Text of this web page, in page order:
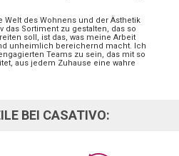
des Wohnens und der Ästhetik
das Sortiment zu gestalten, das so
soll, ist das, was meine Arbeit
unheimlich bereichernd macht. Ich
Teams zu sein, das mit so
aus jedem Zuhause eine wahre
BEI CASATIVO: